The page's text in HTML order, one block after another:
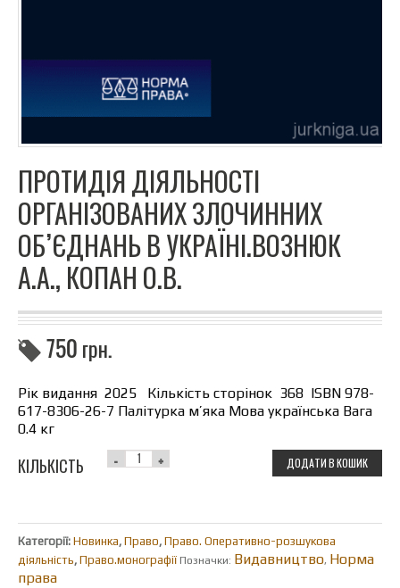
ПРОТИДІЯ ДІЯЛЬНОСТІ
ОРГАНІЗОВАНИХ ЗЛОЧИННИХ
ОБ’ЄДНАНЬ В УКРАЇНІ.ВОЗНЮК
А.А., КОПАН О.В.
750грн.
Рік видання 2025 Кількість сторінок 368 ISBN 978-
617-8306-26-7 Палітурка м’яка Мова українська Вага
0.4 кг
КІЛЬКІСТЬ ДОДАТИ В КОШИК
Категорії: Новинка, Право, Право. Оперативно-розшукова
діяльність, Право.монографії Позначки: Видавництво, Норма
права